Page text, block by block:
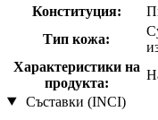
Конституция:
Тип кожа:
Характеристики на
продукта:
Съставки (INCI)